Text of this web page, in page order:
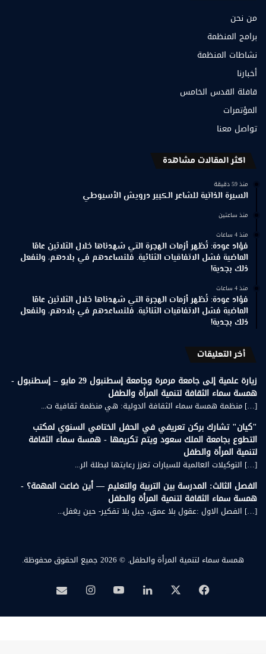
من نحن
برامج المنظمة
نشاطات المنظمة
أخبارنا
قافلة القدس الخامس
المؤتمرات
تواصل معنا
اكثر المقالات مشاهدة
منذ 59 دقيقة
السيرة الذاتية للشاعر الكبير درويش الأسيوطي
منذ ساعتين
منذ 4 ساعات
فؤاد عودة: تُظهر أزمات الهجرة التي شهدناها خلال الثلاثين عامًا
الماضية فشل الاتفاقيات الثنائية. فلنساعدهم في بلادهم، ولنفعل
ذلك بجدية!
منذ 4 ساعات
فؤاد عودة: تُظهر أزمات الهجرة التي شهدناها خلال الثلاثين عامًا
الماضية فشل الاتفاقيات الثنائية. فلنساعدهم في بلادهم، ولنفعل
ذلك بجدية!
أخر التعليقات
زيارة علمية إلى جامعة مرمرة وجامعة إسطنبول 29 مايو – إسطنبول -
همسة سماء الثقافة لتنمية المرأة والطفل
[…] منظمة همسة سماء الثقافة الدولية: هي منظمة ثقافية ت...
"كيان" تشارك بركن تعريفي في الحفل الختامي السنوي لمكتب
التطوع بجامعة الملك سعود ويتم تكريمها - همسة سماء الثقافة
لتنمية المرأة والطفل
[…] التوكيلات العالمية للسيارات تعزز رعايتها لبطلة الر...
الفصل الثالث: المدرسة بين التربية والتعليم — أين ضاعت المهمة؟ -
همسة سماء الثقافة لتنمية المرأة والطفل
[…] الفصل الاول :عقول بلا عمق، جيل بلا تفكير- حين يغفل...
همسة سماء لتنمية المرأة والطفل. © 2026 جميع الحقوق محفوظة.
فيسبوك لينكدإن‫YouTubeانستقرامبريد
همسة